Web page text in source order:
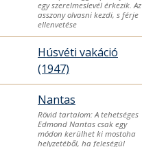
egy szerelmeslevél érkezik. Az
asszony olvasni kezdi, s férje
ellenvetése
Húsvéti vakáció
(1947)
Nantas
Rövid tartalom: A tehetséges
Edmond Nantas csak egy
módon kerülhet ki mostoha
helyzetéből, ha feleségül